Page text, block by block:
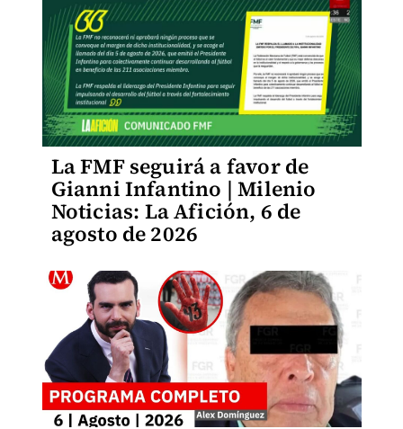
La FMF seguirá a favor de
Gianni Infantino | Milenio
Noticias: La Afición, 6 de
agosto de 2026